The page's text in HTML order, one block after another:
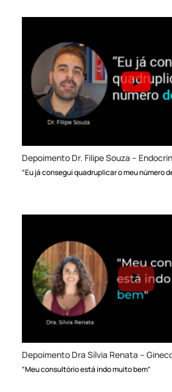
Depoimento Dr. Filipe Souza –
“Eu já consegui quadruplicar o meu número
Depoimento Dra Sílvia Renata –
“Meu consultório está indo muito bem”